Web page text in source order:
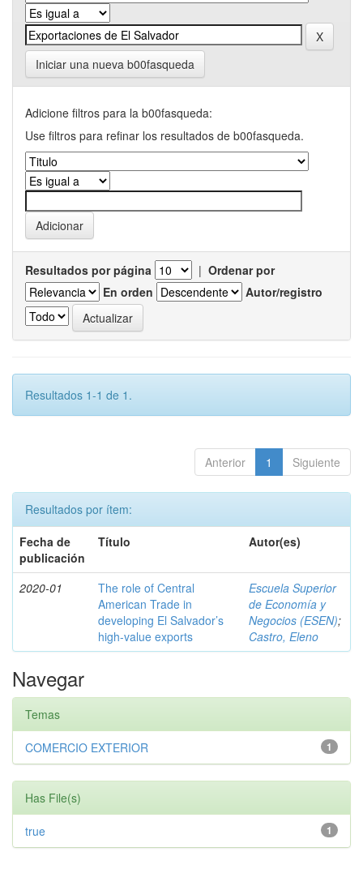
Iniciar una nueva b00fasqueda
Adicione filtros para la b00fasqueda:
Use filtros para refinar los resultados de b00fasqueda.
Resultados por página | Ordenar por
En orden
Autor/registro
Resultados 1-1 de 1.
Anterior 1 Siguiente
Resultados por ítem:
Fecha de
publicación
Título Autor(es)
2020-01
The role of Central
American Trade in
developing El Salvador’s
high-value exports
Escuela Superior
de Economía y
Negocios (ESEN);
Castro, Eleno
Navegar
Temas
1
COMERCIO EXTERIOR
Has File(s)
1
true